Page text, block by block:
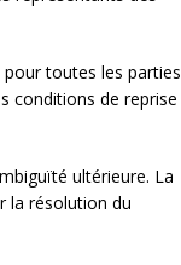
toutes les parties
conditions de reprise
ultérieure. La
la résolution du